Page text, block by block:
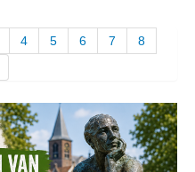
4 5 6 7
8